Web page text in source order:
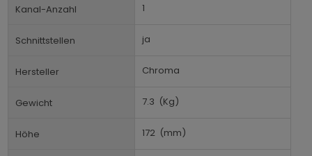
Kanal-Anzahl 1
Schnittstellen ja
Hersteller Chroma
Gewicht 7.3 (Kg)
Höhe 172 (mm)